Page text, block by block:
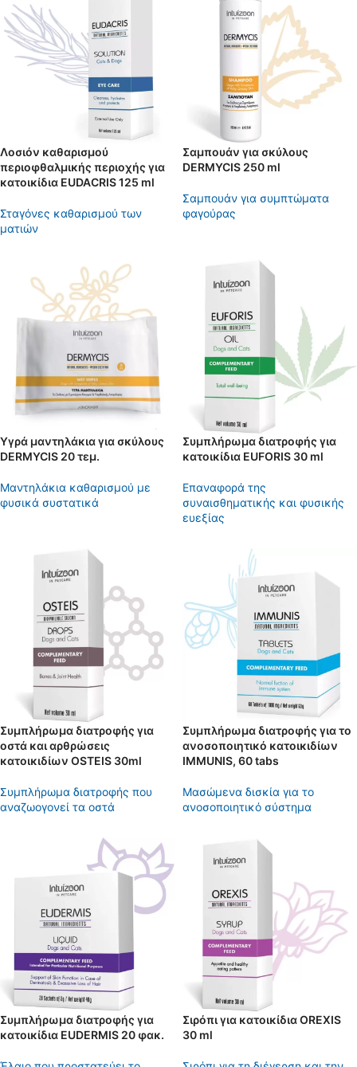
Λοσιόν καθαρισμού
περιοφθαλμικής περιοχής για
κατοικίδια EUDACRIS 125 ml
Σταγόνες καθαρισμού των
ματιών
Σαμπουάν για σκύλους
DERMYCIS 250 ml
Σαμπουάν για συμπτώματα
φαγούρας
Υγρά μαντηλάκια για σκύλους
DERMYCIS 20 τεμ.
Μαντηλάκια καθαρισμού με
φυσικά συστατικά
Συμπλήρωμα διατροφής για
κατοικίδια EUFORIS 30 ml
Eπαναφορά της
συναισθηματικής και φυσικής
ευεξίας
Συμπλήρωμα διατροφής για
οστά και αρθρώσεις
κατοικιδίων OSTEIS 30ml
Συμπλήρωμα διατροφής που
αναζωογονεί τα οστά
Συμπλήρωμα διατροφής για το
ανοσοποιητικό κατοικιδίων
IMMUNIS, 60 tabs
Μασώμενα δισκία για το
ανοσοποιητικό σύστημα
Συμπλήρωμα διατροφής για
κατοικίδια EUDERMIS 20 φακ.
Σιρόπι για κατοικίδια OREXIS
30 ml